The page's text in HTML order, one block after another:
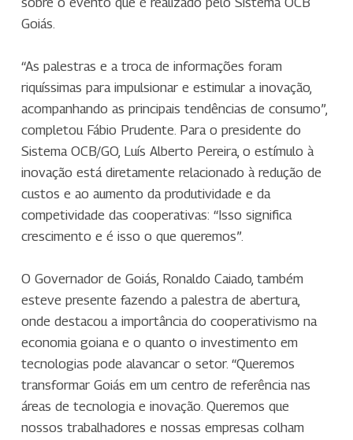
Goiás.
“As palestras e a troca de informações foram
riquíssimas para impulsionar e estimular a inovação,
acompanhando as principais tendências de consumo”,
completou Fábio Prudente. Para o presidente do
Sistema OCB/GO, Luís Alberto Pereira, o estímulo à
inovação está diretamente relacionado à redução de
custos e ao aumento da produtividade e da
competividade das cooperativas: “Isso significa
crescimento e é isso o que queremos”.
O Governador de Goiás, Ronaldo Caiado, também
esteve presente fazendo a palestra de abertura,
onde destacou a importância do cooperativismo na
economia goiana e o quanto o investimento em
tecnologias pode alavancar o setor. “Queremos
transformar Goiás em um centro de referência nas
áreas de tecnologia e inovação. Queremos que
nossos trabalhadores e nossas empresas colham